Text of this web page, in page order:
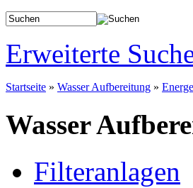
Erweiterte
Startseite » Wasser Aufbereitung »
Wasser
Filteranlagen